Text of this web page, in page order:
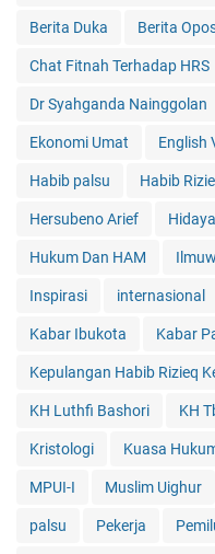
Berita Duka Berita
Chat Fitnah Terhadap HRS
Dr Syahganda Nainggolan
Ekonomi Umat English
Habib palsu Habib
Hersubeno Arief
Hukum Dan HAM
Inspirasi internasional
Kabar Ibukota Kabar
Kepulangan Habib Rizieq
KH Luthfi Bashori KH
Kristologi Kuasa
MPUI-I Muslim Uighur
palsu Pekerja